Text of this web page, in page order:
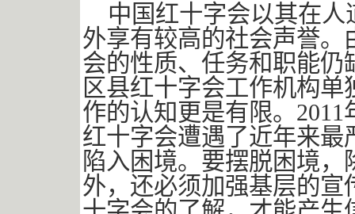
中国红十字会以其在
外享有较高的社会声誉
会的性质、任务和职能
区县红十字会工作机构
作的认知更是有限。
红十字会遭遇了近年来
陷入困境。要摆脱困境
外，还必须加强基层的